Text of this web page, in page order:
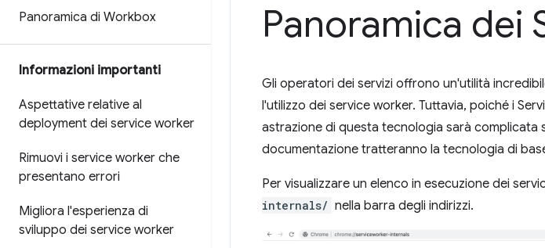
Panoramica di Workbox
Informazioni importanti
Aspettative relative al
deployment dei service worker
Rimuovi i service worker che
presentano errori
Migliora l'esperienza di
sviluppo dei service worker
Panoramica dei
Gli operatori dei servizi offrono un'utilità
l'utilizzo dei service worker. Tuttavia, poiché i
astrazione di questa tecnologia sarà complicata
documentazione tratteranno la tecnologia di
Per visualizzare un elenco in esecuzione dei
internals/ nella barra degli indirizzi.